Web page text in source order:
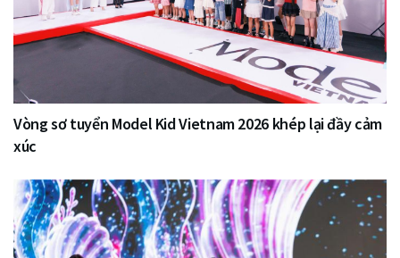
Vòng sơ tuyển Model Kid Vietnam 2026 khép lại đầy cảm
xúc